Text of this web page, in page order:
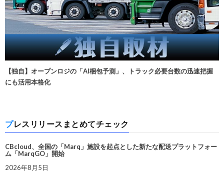
【独自】オープンロジの「AI梱包予測」、トラック必要台数の迅速把握
にも活用本格化
プレスリリースまとめてチェック
CBcloud、全国の「Marq」施設を起点とした新たな配送プラットフォー
ム「MarqGO」開始
2026年8月5日